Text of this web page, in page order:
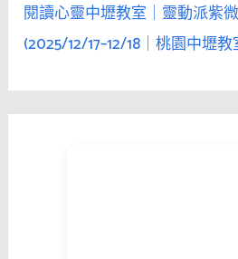
閱讀心靈中壢教室｜靈動派紫
(2025/12/17–12/18｜桃園中壢教